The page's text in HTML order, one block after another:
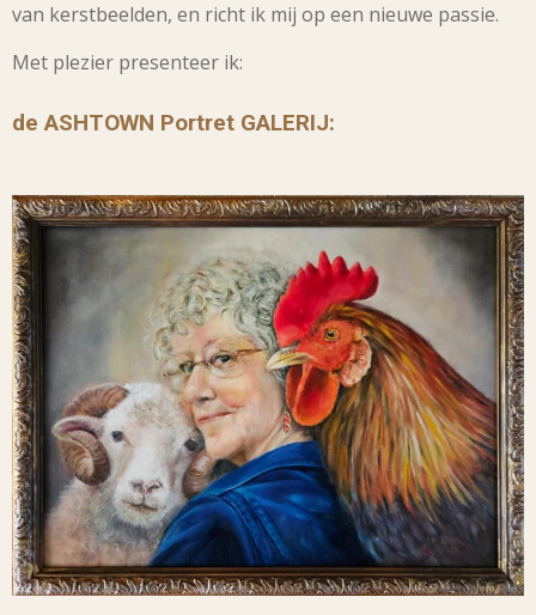
van kerstbeelden, en richt ik mij op een nieuwe passie.
Met plezier presenteer ik:
de ASHTOWN Portret GALERIJ: